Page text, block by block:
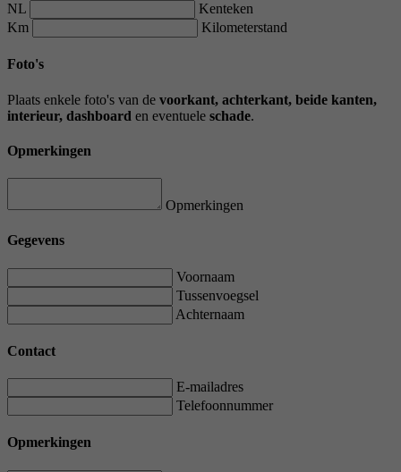
NL
Kenteken
Km
Kilometerstand
Foto's
Plaats enkele foto's van de voorkant, achterkant, beide kanten,
interieur, dashboard en eventuele schade.
Opmerkingen
Opmerkingen
Gegevens
Voornaam
Tussenvoegsel
Achternaam
Contact
E-mailadres
Telefoonnummer
Opmerkingen